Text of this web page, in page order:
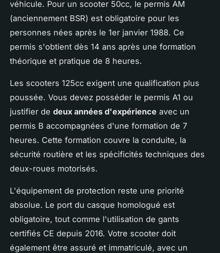
véhicule. Pour un scooter 50cc, le permis AM
(anciennement BSR) est obligatoire pour les
personnes nées après le 1er janvier 1988. Ce
permis s'obtient dès 14 ans après une formation
théorique et pratique de 8 heures.
Les scooters 125cc exigent une qualification plus
poussée. Vous devez posséder le permis A1 ou
justifier de deux années d'expérience avec un
permis B accompagnées d'une formation de 7
heures. Cette formation couvre la conduite, la
sécurité routière et les spécificités techniques des
deux-roues motorisés.
L'équipement de protection reste une priorité
absolue. Le port du casque homologué est
obligatoire, tout comme l'utilisation de gants
certifiés CE depuis 2016. Votre scooter doit
également être assuré et immatriculé, avec un